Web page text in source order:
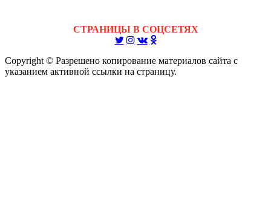
СТРАНИЦЫ В СОЦСЕТЯХ
Copyright © Разрешено копирование материалов сайта с
указанием активной ссылки на страницу.